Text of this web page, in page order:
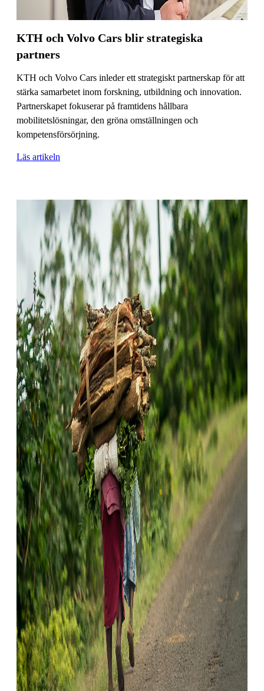
KTH och Volvo Cars blir strategiska
partners
KTH och Volvo Cars inleder ett strategiskt partnerskap för att
stärka samarbetet inom forskning, utbildning och innovation.
Partnerskapet fokuserar på framtidens hållbara
mobilitetslösningar, den gröna omställningen och
kompetensförsörjning.
Läs artikeln